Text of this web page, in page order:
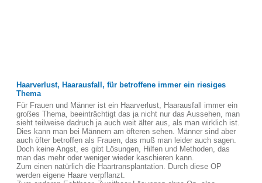
Haarverlust, Haarausfall, für betroffene immer ein riesiges
Thema
Für Frauen und Männer ist ein Haarverlust, Haarausfall immer ein
großes Thema, beeinträchtigt das ja nicht nur das Aussehen, man
sieht teilweise dadruch ja auch weit älter aus, als man wirklich ist.
Dies kann man bei Männern am öfteren sehen. Männer sind aber
auch öfter betroffen als Frauen, das muß man leider auch sagen.
Doch keine Angst, es gibt Lösungen, Hilfen und Methoden, das
man das mehr oder weniger wieder kaschieren kann.
Zum einen natürlich die Haartransplantation. Durch diese OP
werden eigene Haare verpflanzt.